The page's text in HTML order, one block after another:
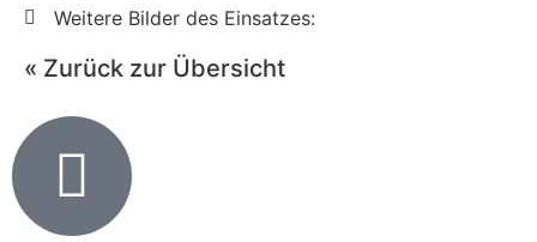
Weitere Bilder des Einsatzes:
« Zurück zur Übersicht